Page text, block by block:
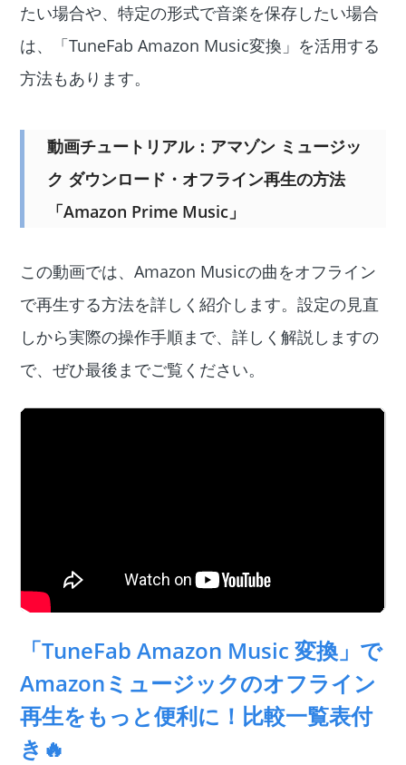
たい場合や、特定の形式で音楽を保存したい場合
は、「TuneFab Amazon Music変換」を活用する
方法もあります。
動画チュートリアル：アマゾン ミュージッ
ク ダウンロード・オフライン再生の方法
「Amazon Prime Music」
この動画では、Amazon Musicの曲をオフライン
で再生する方法を詳しく紹介します。設定の見直
しから実際の操作手順まで、詳しく解説しますの
で、ぜひ最後までご覧ください。
「TuneFab Amazon Music 変換」で
Amazonミュージックのオフライン
再生をもっと便利に！比較一覧表付
き🔥